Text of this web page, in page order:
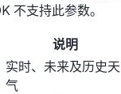
不支持此参数。
说明
实时、未来及历史天
气